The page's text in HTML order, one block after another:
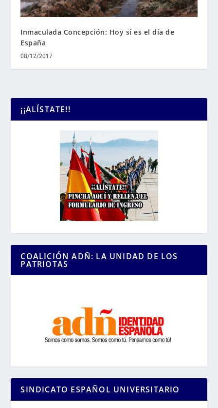
Inmaculada Concepción: Hoy sí es el día de
España
08/12/2017
¡¡ALÍSTATE!!
COALICIÓN ADÑ: LA UNIDAD DE LOS
PATRIOTAS
SINDICATO ESPAÑOL UNIVERSITARIO